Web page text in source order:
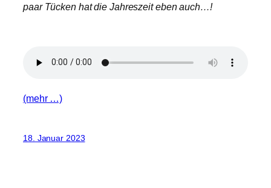
paar Tücken hat die Jahreszeit eben auch…!
(mehr …)
18. Januar 2023